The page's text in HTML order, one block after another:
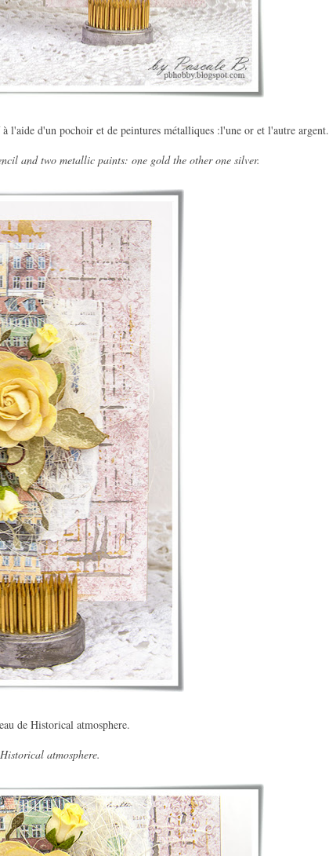
l'aide d'un pochoir et de peintures métalliques :l'une or et l'autre argent.
and two metallic paints: one gold the other one silver.
de Historical atmosphere.
atmosphere.